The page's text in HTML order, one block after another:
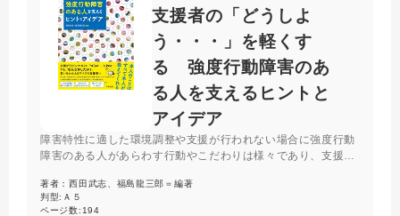
支援者の「どうしよ
う・・・」を軽くす
る 強度行動障害のあ
る人を支えるヒントと
アイデア
障害特性に適した環境調整や支援が行われない場合に強度行動
障害のある人があらわす行動やこだわりは様々であり、支援者
き合い方、権利擁護の視点、チーム支援などのヒントやアイデ
アをわかりやすく解説する。
著者：西田武志、福島龍三郎＝編著
判型: Ａ５
ページ数: 194